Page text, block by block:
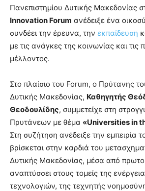
Πανεπιστημίου Δυτικής Μακεδονίας
Innovation Forum ανέδειξε ένα
συνδέει την έρευνα, την εκπαίδευση
με τις ανάγκες της κοινωνίας και τις
μέλλοντος.
Στο πλαίσιο του Forum, ο Πρύτανης
Δυτικής Μακεδονίας, Καθηγητής
Θεοδουλίδης, συμμετείχε στη
Πρυτάνεων με θέμα «Universities in
Στη συζήτηση ανέδειξε την εμπειρία
βρίσκεται στην καρδιά του
Δυτικής Μακεδονίας, μέσα από
αναπτύσσει στους τομείς της
τεχνολογιών, της τεχνητής